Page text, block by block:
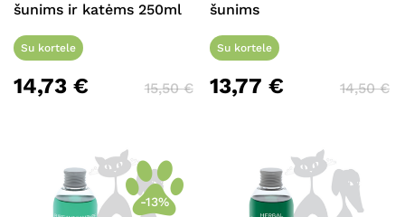
šunims ir katėms 250ml
Su kortele
14,73 € 15,50€
šunims
Su kortele
13,77€ 14,50€
-13%